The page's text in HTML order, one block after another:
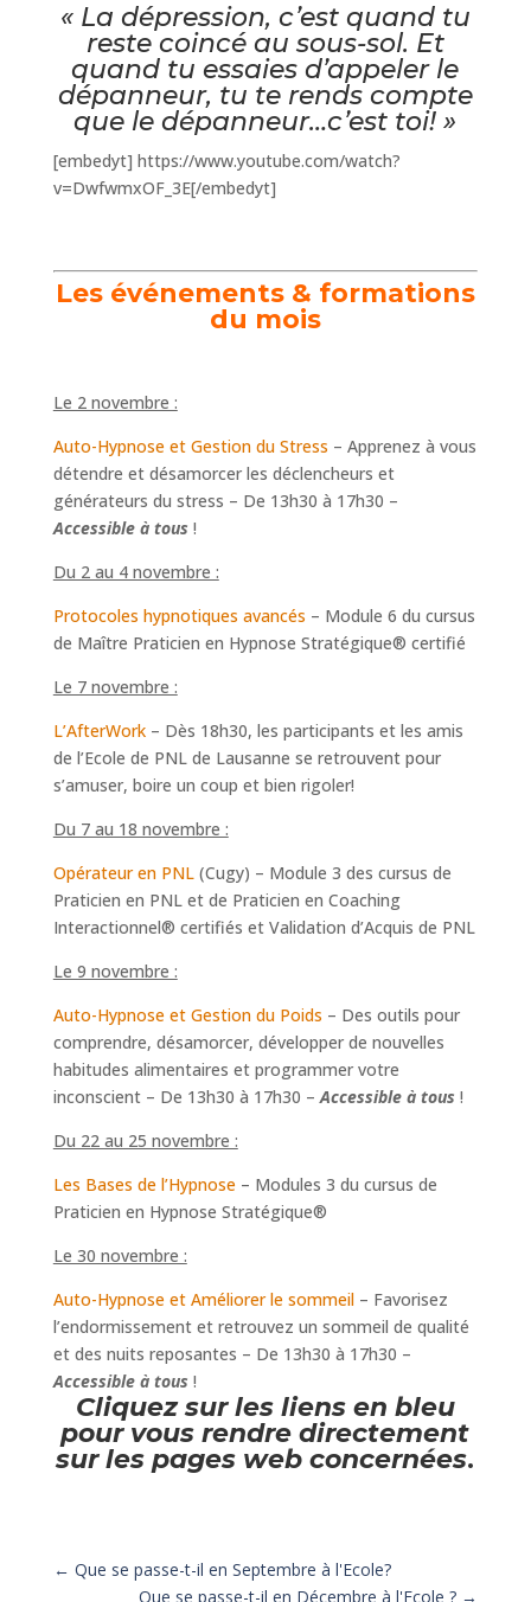
« La dépression, c’est quand tu
reste coincé au sous-sol. Et
quand tu essaies d’appeler le
dépanneur, tu te rends compte
que le dépanneur…c’est toi! »
[embedyt] https://www.youtube.com/watch?
v=DwfwmxOF_3E[/embedyt]
Les événements& formations
du mois
Le 2 novembre :
Auto-Hypnose et Gestion du Stress – Apprenez à vous
détendre et désamorcer les déclencheurs et
générateurs du stress – De 13h30 à 17h30 –
Accessible à tous !
Du 2 au 4 novembre :
Protocoles hypnotiques avancés – Module 6 du cursus
de Maître Praticien en Hypnose Stratégique® certifié
Le 7 novembre :
L’AfterWork – Dès 18h30, les participants et les amis
de l’Ecole de PNL de Lausanne se retrouvent pour
s’amuser, boire un coup et bien rigoler!
Du 7 au 18 novembre :
Opérateur en PNL(Cugy) – Module 3 des cursus de
Praticien en PNL et de Praticien en Coaching
Interactionnel® certifiés et Validation d’Acquis de PNL
Le 9 novembre :
Auto-Hypnose et Gestion du Poids – Des outils pour
comprendre, désamorcer, développer de nouvelles
habitudes alimentaires et programmer votre
inconscient – De 13h30 à 17h30 –Accessible à tous !
Du 22 au 25 novembre :
Les Bases de l’Hypnose– Modules 3 du cursus de
Praticien en Hypnose Stratégique®
Le 30 novembre :
Auto-Hypnose et Améliorer le sommeil– Favorisez
l’endormissement et retrouvez un sommeil de qualité
et des nuits reposantes – De 13h30 à 17h30 –
Accessible à tous !
Cliquez sur les liens en bleu
pour vous rendre directement
sur les pages web concernées.
← Que se passe-t-il en Septembre à l'Ecole?
Que se passe-t-il en Décembre à l'Ecole ? →